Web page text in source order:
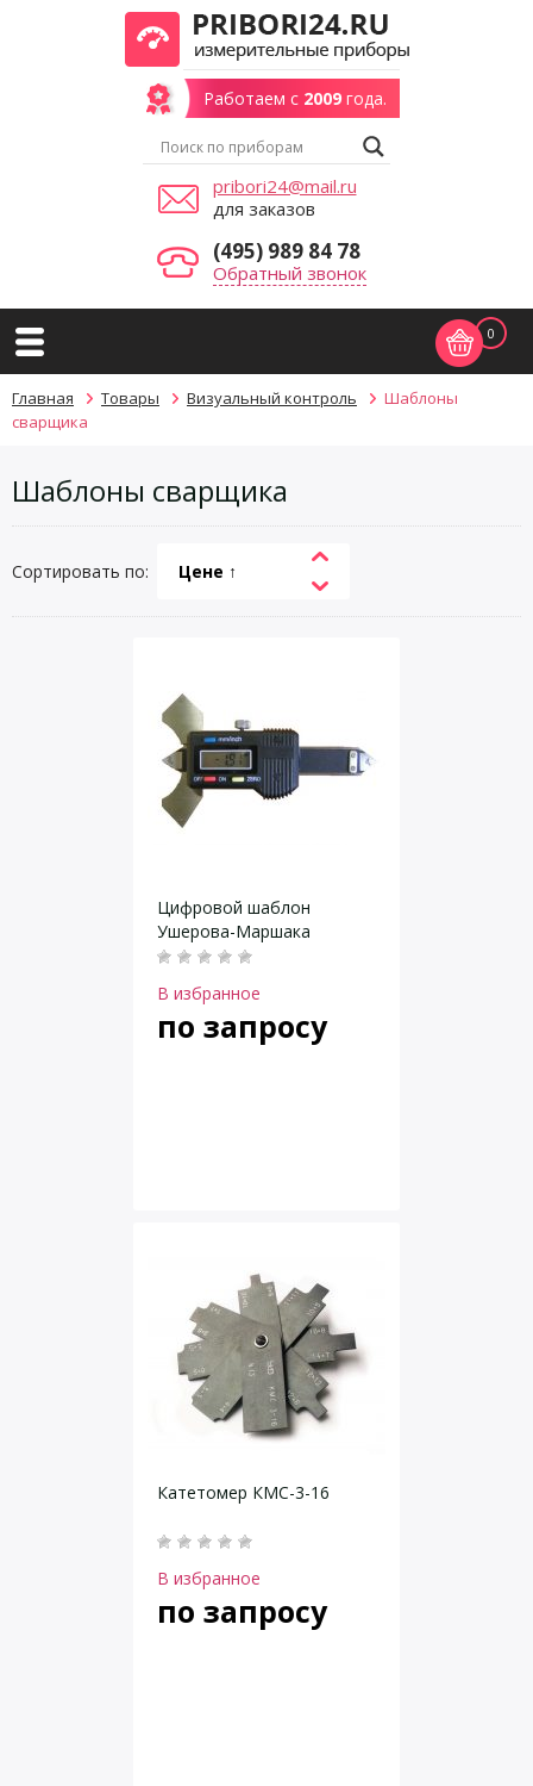
Работаем с 2009года.
pribori24@mail.ru
для заказов
(495) 989 84 78
Обратный звонок
0
Главная Товары Визуальный контроль
Шаблоны
сварщика
Шаблоны сварщика
Сортировать по: Цене ↑
Цифровой шаблон
Ушерова-Маршака
В избранное
по запросу
Катетомер КМС-3-16
В избранное
по запросу